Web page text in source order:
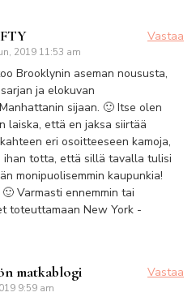
2019 11:53 am
Vastaa
Brooklynin aseman noususta,
ja elokuvan
sijaan. 🙂 Itse olen
laiska, että en jaksa siirtää
eri osoitteeseen kamoja,
totta, että sillä tavalla tulisi
monipuolisemmin kaupunkia!
Varmasti ennemmin tai
toteuttamaan New York -
matkablogi
9:59 am
Vastaa